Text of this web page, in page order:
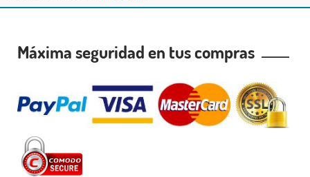
Máxima seguridad en tus compras